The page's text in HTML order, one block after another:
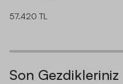
57.420 TL
Son Gezdikleriniz